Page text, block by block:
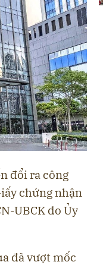
đổi ra công
chứng nhận
UBCK do Ủy
đã vượt mốc